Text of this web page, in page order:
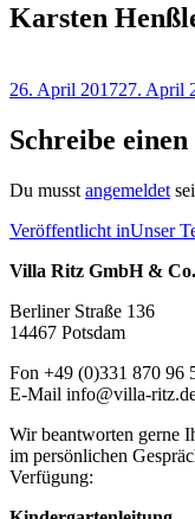
Karsten
Veröffentlicht
26. April 201727. April
Schreibe
Du musst angemeldet
Veröffentlicht inUnser
Villa Ritz GmbH &
Berliner Straße 136
14467 Potsdam
Fon +49 (0)331 870 96
E-Mail info@villa-
Wir beantworten gerne
im persönlichen
Verfügung: